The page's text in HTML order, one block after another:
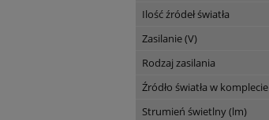
Ilość źródeł światła
Zasilanie (V)
Rodzaj zasilania
Źródło światła w komplecie
Strumień świetlny (lm)